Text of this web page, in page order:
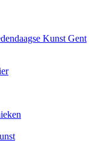
Kunst Gent